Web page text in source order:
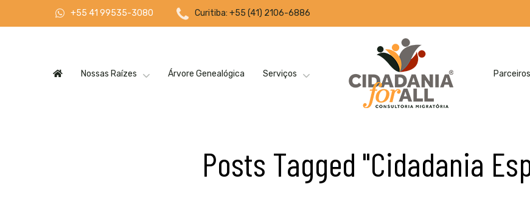
+55 41 99535-3080 Curitiba: +55 (41) 2106-6886
Nossas Raízes Árvore Genealógica Serviços Parceiros
Posts Tagged "Cidadania